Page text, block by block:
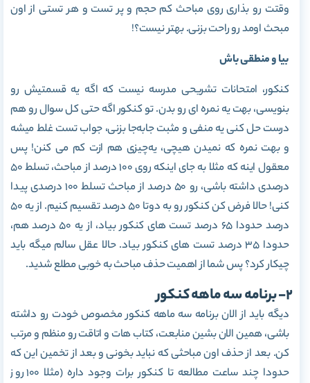
وقتت رو بذاری روی مباحث کم حجم و پر تست و هر تستی از اون
مبحث اومد رو راحت بزنی. بهتر نیست؟!
بیا و منطقی باش
کنکور، امتحانات تشریحی مدرسه نیست که اگه یه قسمتیش رو
بنویسی، بهت یه نمره ای رو بدن. تو کنکور اگه حتی کل سوال رو هم
درست حل کنی یه منفی و مثبت جابه‌جا بزنی، جواب تست غلط میشه
و بهت نمره که نمیدن هیچی، یه‌چیزی هم ازت کم می کنن! پس
معقول اینه که مثلا به جای اینکه روی 100 درصد از مباحث، تسلط 50
درصدی داشته باشی، رو 50 درصد از مباحث تسلط 100 درصدی پیدا
کنی! حالا فرض کن کنکور رو به دوتا 50 درصد تقسیم کنیم. از یه 50
درصد حدودا 65 درصد تست های کنکور بیاد، از یه 50 درصد هم،
حدودا 35 درصد تست های کنکور بیاد. حالا عقل سالم میگه باید
چیکار کرد؟ پس شما از اهمیت حذف مباحث به خوبی مطلع شدید.
2- برنامه سه ماهه کنکور
دیگه باید از الان برنامه سه ماهه کنکور مخصوص خودت رو داشته
باشی، همین الان بشین منابعت، کتاب هات و اتاقت رو منظم و مرتب
کن. بعد از حذف اون مباحثی که نباید بخونی و بعد از تخمین این که
حدودا چند ساعت مطالعه تا کنکور برات وجود داره (مثلا 100 روز